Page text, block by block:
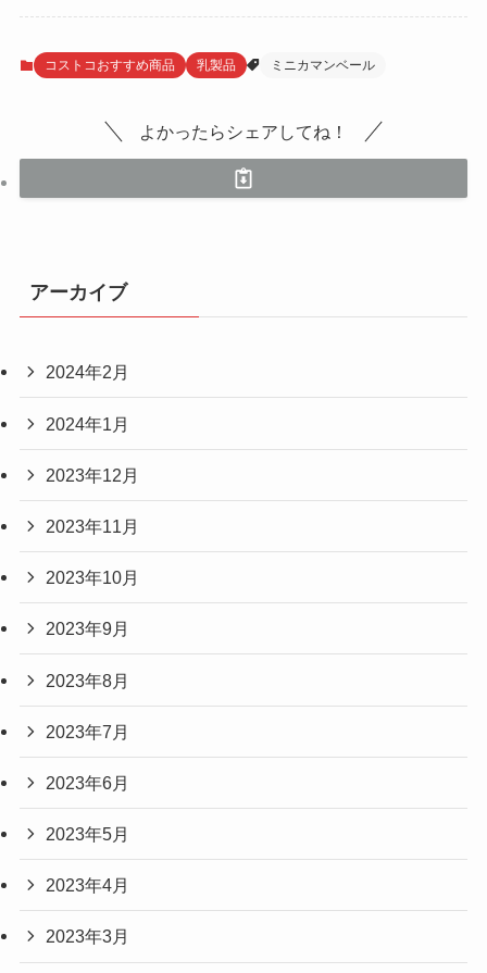
コストコおすすめ商品 乳製品 ミニカマンベール
よかったらシェアしてね！
アーカイブ
2024年2月
2024年1月
2023年12月
2023年11月
2023年10月
2023年9月
2023年8月
2023年7月
2023年6月
2023年5月
2023年4月
2023年3月